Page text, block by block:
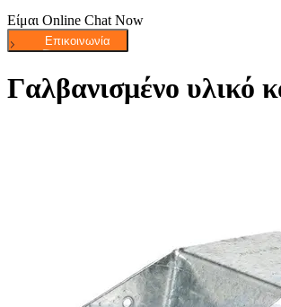
Είμαι Online Chat Now
Γαλβανισμένο υλικό